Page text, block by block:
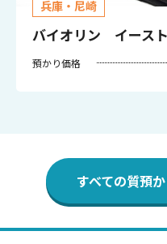
兵庫・尼崎
バイオリン イース
預かり価格
すべての質預